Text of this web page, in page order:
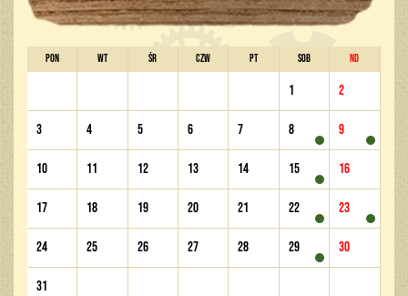
PON WT ŚR CZW PT SOB ND
1 2
3 4 5 6 7 8 9
10 11 12 13 14 15 16
17 18 19 20 21 22 23
24 25 26 27 28 29 30
31